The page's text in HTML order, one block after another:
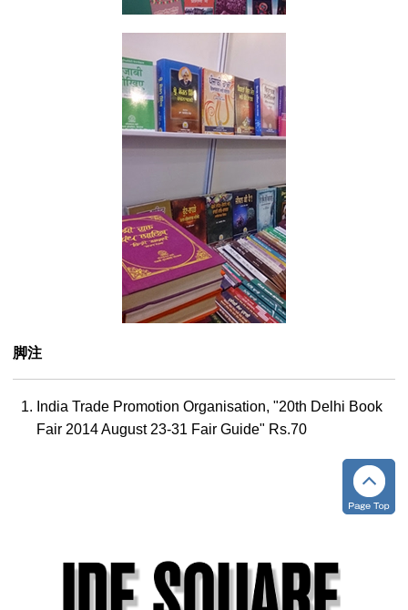
脚注
India Trade Promotion Organisation, "20th Delhi Book
Fair 2014 August 23-31 Fair Guide" Rs.70